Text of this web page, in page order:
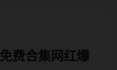
费合集网红爆